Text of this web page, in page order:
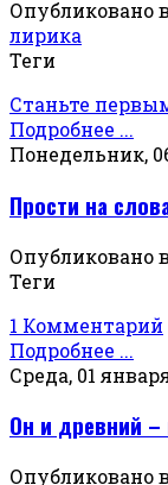
Опубликовано в
лирика
Теги
Станьте
Подробнее ...
Понедельник,
Прости на
Опубликовано в
Теги
1 Комментарий
Подробнее ...
Среда, 01
Он и древний
Опубликовано в